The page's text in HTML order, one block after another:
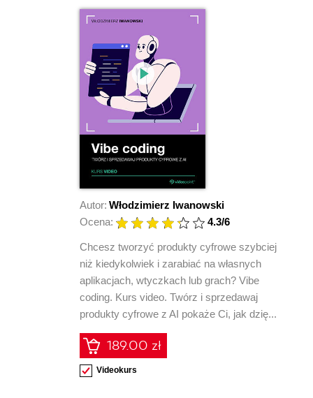
Autor: Włodzimierz Iwanowski
Ocena:
4.3/6
Chcesz tworzyć produkty cyfrowe szybciej
niż kiedykolwiek i zarabiać na własnych
aplikacjach, wtyczkach lub grach? Vibe
coding. Kurs video. Twórz i sprzedawaj
produkty cyfrowe z AI pokaże Ci, jak dzię...
189.00 zł
Videokurs